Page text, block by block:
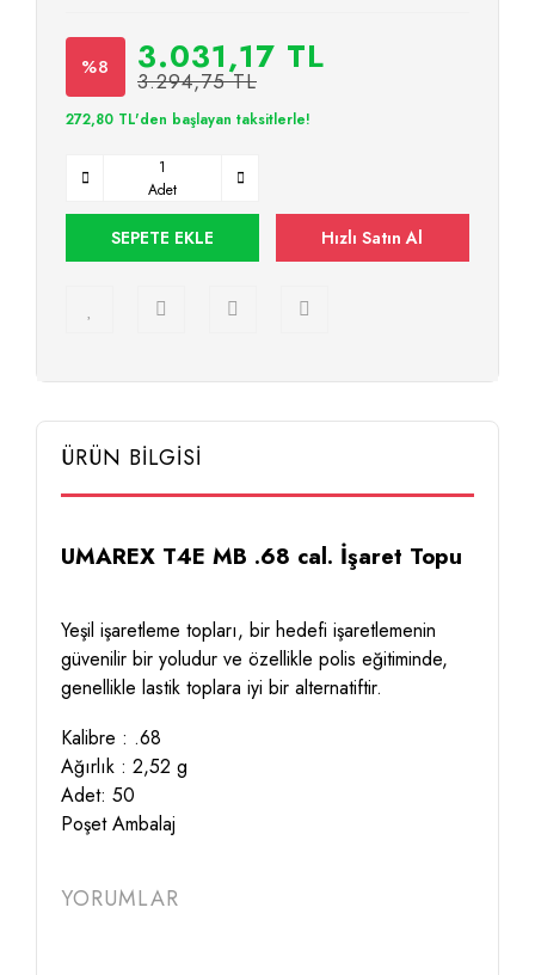
%8 3.031,17 TL
3.294,75 TL
272,80 TL'den başlayan taksitlerle!
Adet
SEPETE EKLE Hızlı Satın Al
ÜRÜN BİLGİSİ
UMAREX T4E MB .68 cal. İşaret Topu
Yeşil işaretleme topları, bir hedefi işaretlemenin
güvenilir bir yoludur ve özellikle polis eğitiminde,
genellikle lastik toplara iyi bir alternatiftir.
Kalibre : .68
Ağırlık : 2,52 g
Adet: 50
Poşet Ambalaj
YORUMLAR